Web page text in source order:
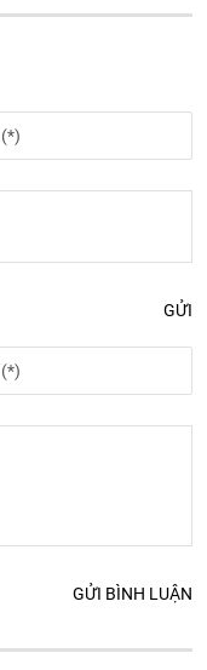
GỬI
GỬI BÌNH LUẬN